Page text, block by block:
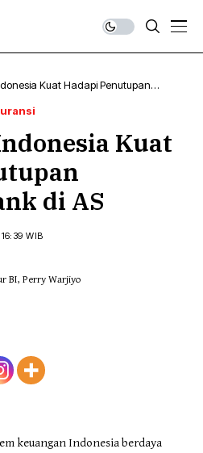
Kuat Hadapi Penutupan
Kuat
di AS
WIB
BI, Perry Warjiyo
keuangan Indonesia berdaya